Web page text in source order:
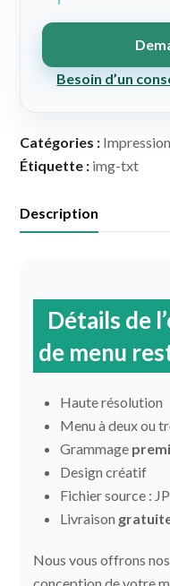
Besoin d’un
Catégories :
Étiquette : img-txt
Description
Détails de
de menu
Haute résolution
Menu à deux ou
Grammage
Design créatif
Fichier source :
Livraison
Nous vous offrons